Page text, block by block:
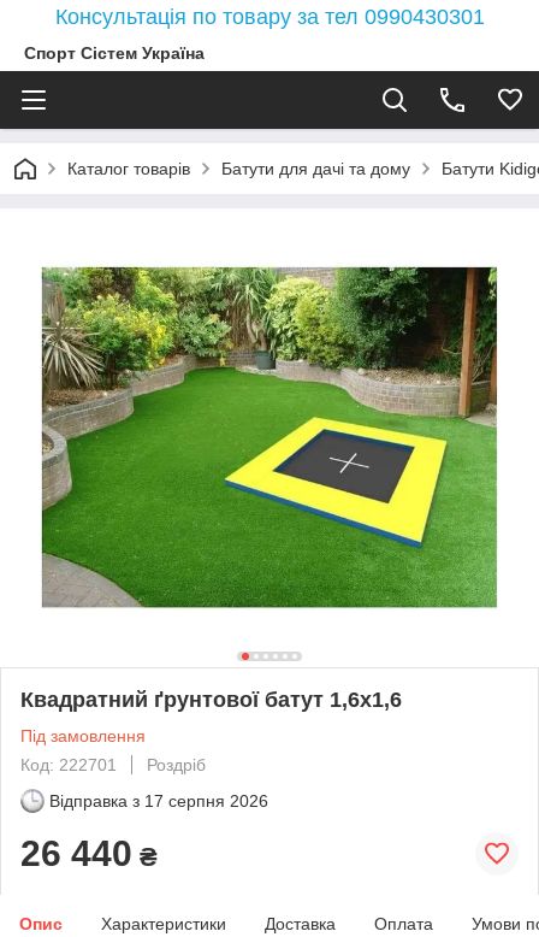
Консультація по товару за тел 0990430301
Спорт Сістем Україна
Каталог товарів Батути для дачі та дому Батути
Квадратний ґрунтової батут 1,6х1,6
Під замовлення
Код: 222701
Роздріб
Відправка з 17 серпня 2026
26 440 ₴
Опис Характеристики Доставка Оплата Умови